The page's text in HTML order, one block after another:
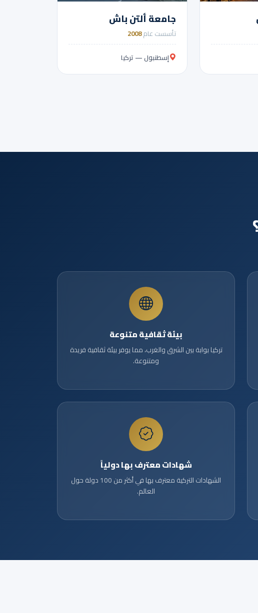
جامعة ألتن باش
تأسست عام2008
إسطنبول — تركيا
بيئة ثقافية متنوعة
تركيا بوابة بين الشرق والغرب، مما يوفر بيئة ثقافية فريدة
ومتنوعة.
شهادات معترف بها دولياً
الشهادات التركية معترف بها في أكثر من 100 دولة حول
العالم.